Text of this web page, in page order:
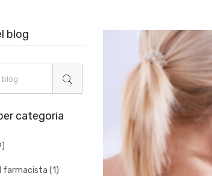
blog
categoria
farmacista (1)